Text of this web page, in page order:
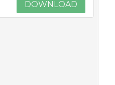
DOWNLOAD